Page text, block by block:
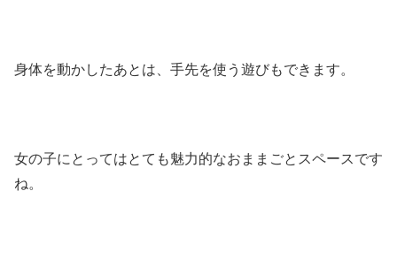
身体を動かしたあとは、手先を使う遊びもできます。
女の子にとってはとても魅力的なおままごとスペースです
ね。